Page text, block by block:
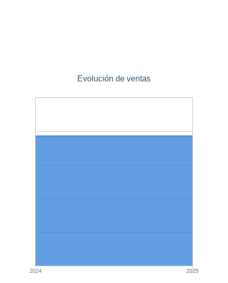
Evolución de ventas
2024 2025